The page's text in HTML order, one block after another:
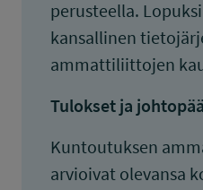
perusteella.
kansallinen
ammattiliittojen
Tulokset ja
Kuntoutuksen
arvioivat olevansa